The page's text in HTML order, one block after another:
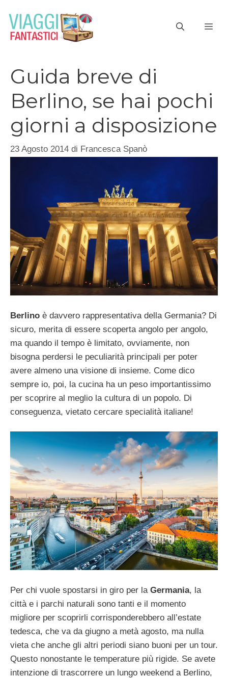
contenuto
Guida breve di
Berlino, se hai pochi
giorni a disposizione
23 Agosto 2014 di Francesca Spanò
Berlino è davvero rappresentativa della Germania? Di
sicuro, merita di essere scoperta angolo per angolo,
ma quando il tempo è limitato, ovviamente, non
bisogna perdersi le peculiarità principali per poter
avere almeno una visione di insieme. Come dico
sempre io, poi, la cucina ha un peso importantissimo
per scoprire al meglio la cultura di un popolo. Di
conseguenza, vietato cercare specialità italiane!
Per chi vuole spostarsi in giro per la Germania, la
città e i parchi naturali sono tanti e il momento
migliore per scoprirli corrisponderebbero all’estate
tedesca, che va da giugno a metà agosto, ma nulla
vieta che anche gli altri periodi siano buoni per un tour.
Questo nonostante le temperature più rigide. Se avete
intenzione di trascorrere un lungo weekend a Berlino,